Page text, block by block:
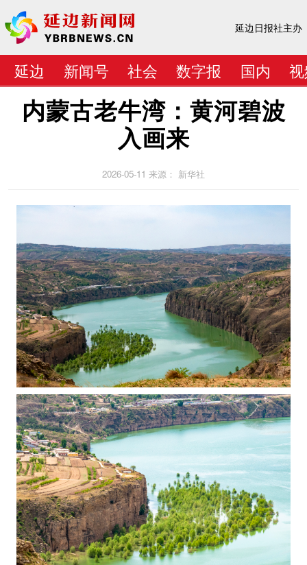
延边日报社主办
延边 新闻号 社会 数字报 国内
内蒙古老牛湾：黄河碧波
入画来
2026-05-11 来源： 新华社